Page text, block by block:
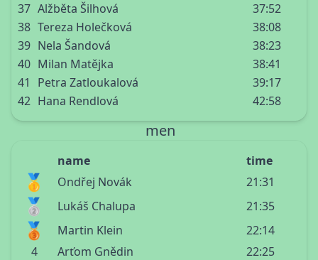
37 Alžběta Šilhová
37:52
38 Tereza Holečková
38:08
39 Nela Šandová
38:23
40 Milan Matějka
38:41
41
Petra Zatloukalová
39:17
42 Hana Rendlová 42:58
men
name time
🥇 Ondřej Novák 21:31
🥈 Lukáš Chalupa 21:35
🥉 Martin Klein
22:14
4
Arťom Gnědin
22:25